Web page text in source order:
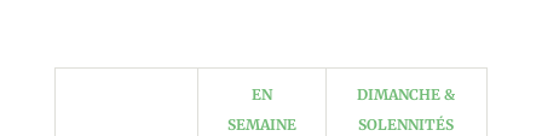
EN
SEMAINE
DIMANCHE &
SOLENNITÉS